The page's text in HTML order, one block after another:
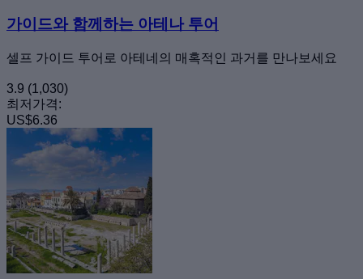
가이드와 함께하는 아테나 투어
셀프 가이드 투어로 아테네의 매혹적인 과거를 만나보세요
3.9 (1,030)
최저가격:
US$6.36